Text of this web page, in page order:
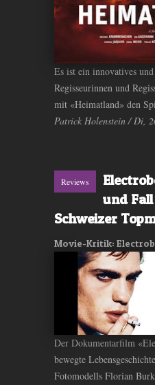
Es ist ein innovatives
Regisseurinnen und
mit «Heimatland» den
Patrick Holenstein / Di,
Reviews
und
Schweizer
Movie-Kritik:
Der Dokumentarfilm
bewegte
Fotomodells Florian